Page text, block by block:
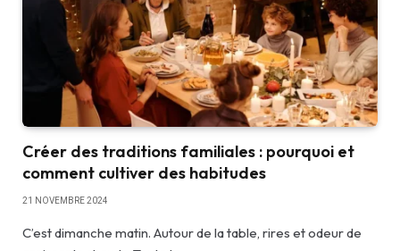
Créer des traditions familiales : pourquoi et
comment cultiver des habitudes
21 NOVEMBRE 2024
C’est dimanche matin. Autour de la table, rires et odeur de